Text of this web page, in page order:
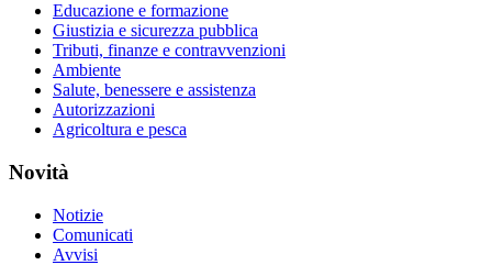
Educazione e formazione
Giustizia e sicurezza pubblica
Tributi, finanze e contravvenzioni
Ambiente
Salute, benessere e assistenza
Autorizzazioni
Agricoltura e pesca
Novità
Notizie
Comunicati
Avvisi